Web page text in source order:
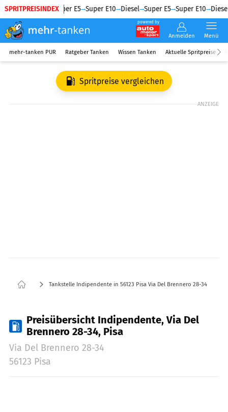
SPRITPREISINDEX
Diesel Super E5 Super E10 Diesel Super E5 Super E10 Diesel
powered by
Anmelden Menü
mehr-tanken PUR Ratgeber Tanken Wissen Tanken Aktuelle Spritpreise
Spritpreise vergleichen
ANZEIGE
Tankstelle Indipendente in 56123 Pisa Via Del Brennero 28-34
Preisübersicht Indipendente, Via Del
Brennero 28-34, Pisa
Via Del Brennero 28-34
56123 Pisa